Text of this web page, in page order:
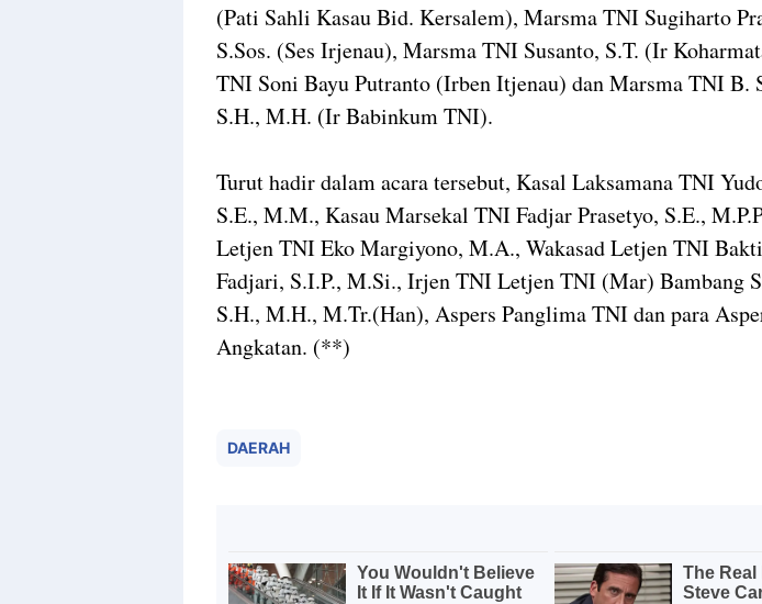
(Pati Sahli Kasau Bid. Kersalem), Marsma TNI Sugiharto
S.Sos. (Ses Irjenau), Marsma TNI Susanto, S.T. (Ir
TNI Soni Bayu Putranto (Irben Itjenau) dan Marsma TNI B.
S.H., M.H. (Ir Babinkum TNI).
Turut hadir dalam acara tersebut, Kasal Laksamana TNI
S.E., M.M., Kasau Marsekal TNI Fadjar Prasetyo, S.E.,
Letjen TNI Eko Margiyono, M.A., Wakasad Letjen TNI
Fadjari, S.I.P., M.Si., Irjen TNI Letjen TNI (Mar) Bambang
S.H., M.H., M.Tr.(Han), Aspers Panglima TNI dan para
Angkatan. (**)
DAERAH